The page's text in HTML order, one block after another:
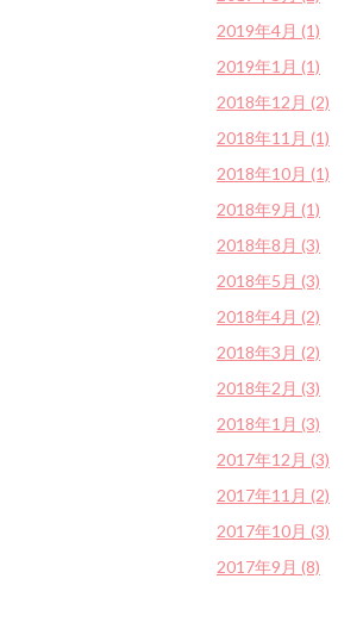
2019年4月 (1)
2019年1月 (1)
2018年12月 (2)
2018年11月 (1)
2018年10月 (1)
2018年9月 (1)
2018年8月 (3)
2018年5月 (3)
2018年4月 (2)
2018年3月 (2)
2018年2月 (3)
2018年1月 (3)
2017年12月 (3)
2017年11月 (2)
2017年10月 (3)
2017年9月 (8)